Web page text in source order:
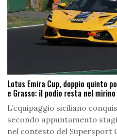
Lotus Emira Cup, doppio quinto
e Grasso: il podio resta nel mirino
L’equipaggio siciliano
secondo appuntamento
nel contesto del Supersport